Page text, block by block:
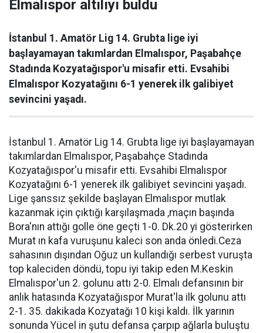
Elmalıspor altılıyı buldu
İstanbul 1. Amatör Lig 14. Grubta lige iyi
başlayamayan takımlardan Elmalıspor, Paşabahçe
Stadında Kozyatağıspor'u misafir etti. Evsahibi
Elmalıspor Kozyatağını 6-1 yenerek ilk galibiyet
sevincini yaşadı.
İstanbul 1. Amatör Lig 14. Grubta lige iyi başlayamayan
takımlardan Elmalıspor, Paşabahçe Stadında
Kozyatağıspor'u misafir etti. Evsahibi Elmalıspor
Kozyatağını 6-1 yenerek ilk galibiyet sevincini yaşadı.
Lige şanssız şekilde başlayan Elmalıspor mutlak
kazanmak için çıktığı karşılaşmada ,maçın başında
Bora'nın attığı golle öne geçti 1-0. Dk.20 yi gösterirken
Murat ın kafa vuruşunu kaleci son anda önledi.Ceza
sahasının dışından Oğuz un kullandığı serbest vuruşta
top kaleciden döndü, topu iyi takip eden M.Keskin
Elmalıspor'un 2. golunu attı 2-0. Elmalı defansının bir
anlık hatasında Kozyatağıspor Murat'la ilk golunu attı
2-1. 35. dakikada Kozyatağı 10 kişi kaldı. İlk yarının
sonunda Yücel in şutu defansa çarpıp ağlarla buluştu